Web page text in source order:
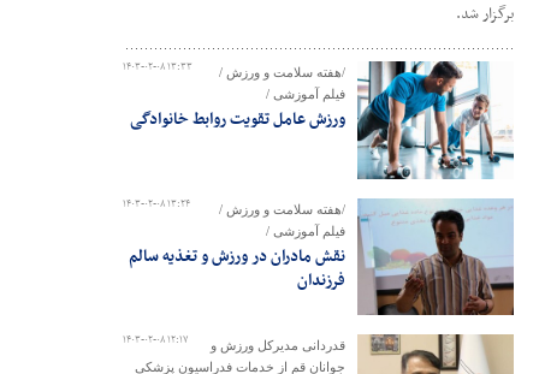
برگزار شد.
۱۴۰۳-۰۲-۰۸ ۱۳:۳۳
/هفته سلامت و ورزش /
فیلم آموزشی /
ورزش عامل تقویت روابط خانوادگی
۱۴۰۳-۰۲-۰۸ ۱۳:۲۴
/هفته سلامت و ورزش /
فیلم آموزشی /
نقش مادران در ورزش و تغذیه سالم
فرزندان
۱۴۰۳-۰۲-۰۸ ۱۲:۱۷
قدردانی مدیرکل ورزش و
جوانان قم از خدمات فدراسیون پزشکی